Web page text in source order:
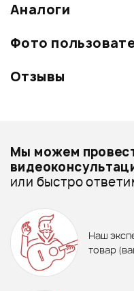
ХИТ
335 ₽
КРОНШТЕЙН ГИТАРНЫЙ
FORCE GSCH-09
В корзину
Аналоги
NEW
700 ₽
Комплект из 10 кабелей
VALETON PCA-10
Фото
Загрузите свои
Отзывы
Отзывы
Блоки питания -
Блоки питания -
Блоки питания -
Мы можем
или быстро
Наш
товар